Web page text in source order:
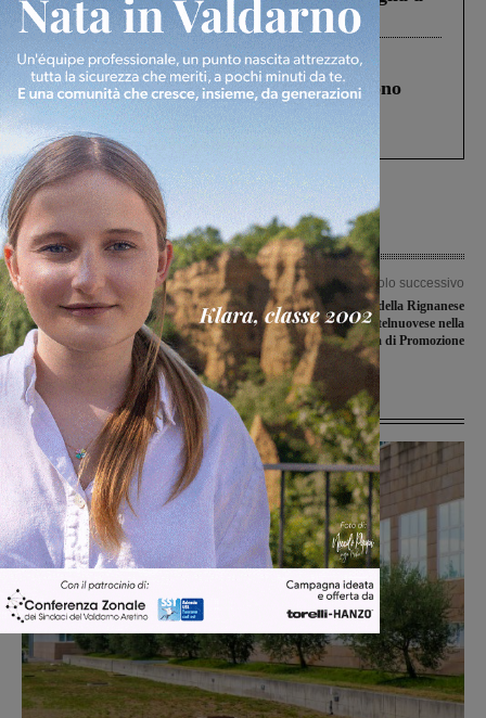
Levane nel 2020
Cronaca 4 Agosto 2026
Un anno fa la strage in A1 in cui morirono
Gianni, Giulia e Franco. Lo schianto, il
processo, lo stop ai sorpassi fra tir....
Articolo precedente
Elezioni amministrative, le affluenze
delle 19.00: a Montevarchi ha votato il
41,22%, a Reggello il 34,78%
Articolo successivo
Vittoria scoppiettante della Rignanese
e sconfitta della Castelnuovese nella
prima giornata di Promozione
Ultime Notizie